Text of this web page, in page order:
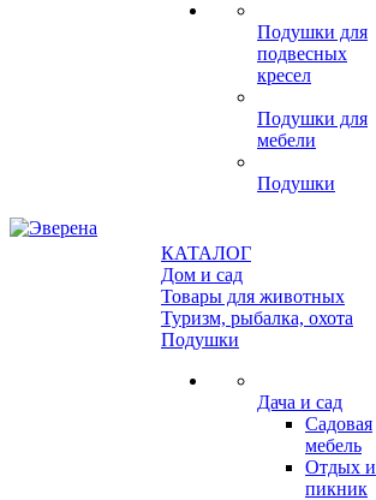
Подушки для
подвесных
кресел
Подушки для
мебели
Подушки
КАТАЛОГ
Дом и сад
Товары для животных
Туризм, рыбалка, охота
Подушки
Дача и сад
Садовая
мебель
Отдых и
пикник